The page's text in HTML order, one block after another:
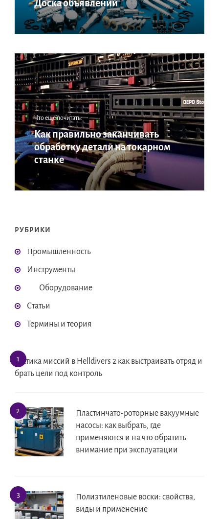
Доска объявлений
Что еще почитать:
Как правильно заканчивать
обработку детали на токарном
станке
РУБРИКИ
Промышленность
Инструменты
Оборудование
Статьи
Термины и теория
Тактика миссий в Helldivers 2 как выстраивать отряд и
брать цели под контроль
Пластинчато-роторные вакуумные
насосы: как выбрать, где
применяются и на что обратить
внимание при эксплуатации
Полиэтиленовые воски: свойства,
виды и применение